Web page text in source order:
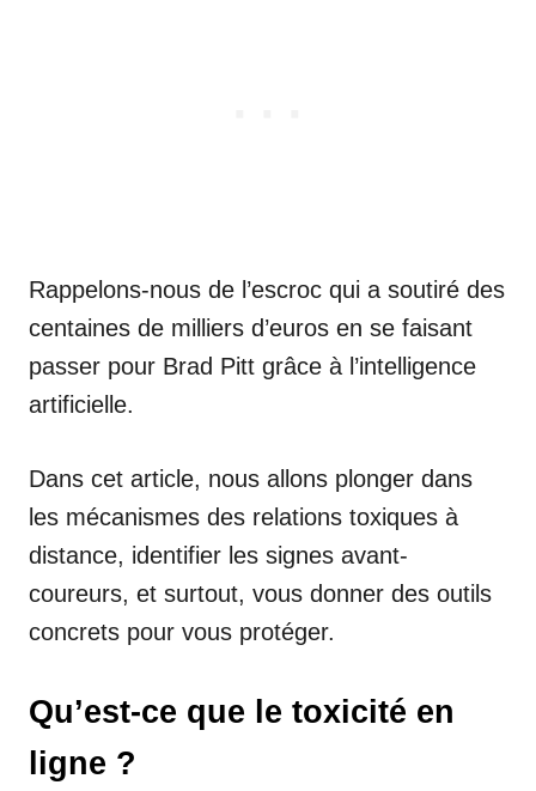
Rappelons-nous de l’escroc qui a soutiré des
centaines de milliers d’euros en se faisant
passer pour Brad Pitt grâce à l’intelligence
artificielle.
Dans cet article, nous allons plonger dans
les mécanismes des relations toxiques à
distance, identifier les signes avant-
coureurs, et surtout, vous donner des outils
concrets pour vous protéger.
Qu’est-ce que le toxicité en
ligne ?